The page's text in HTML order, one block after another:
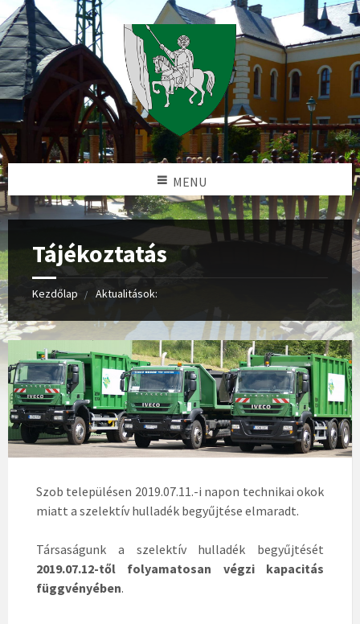
MENU
Tájékoztatás
Kezdőlap Aktualitások:
Szob településen 2019.07.11.-i napon technikai okok
miatt a szelektív hulladék begyűjtése elmaradt.
Társaságunk a szelektív hulladék begyűjtését
2019.07.12-től folyamatosan végzi kapacitás
függvényében.